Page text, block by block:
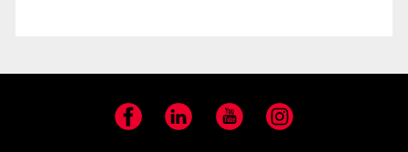
Facebook LinkedIn YouTube Instagram